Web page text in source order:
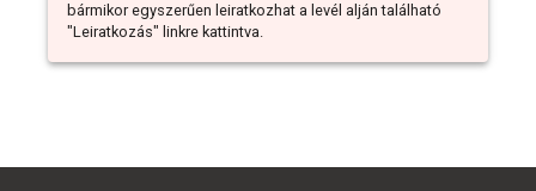
bármikor egyszerűen leiratkozhat a levél alján található
"Leiratkozás" linkre kattintva.